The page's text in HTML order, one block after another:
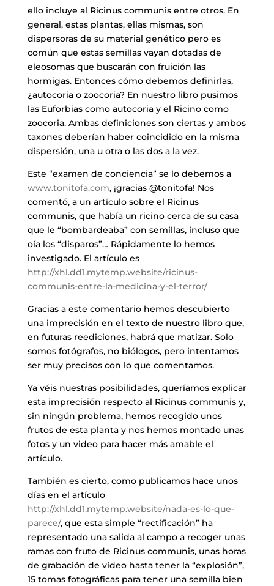
ello incluye al Ricinus communis entre otros. En
general, estas plantas, ellas mismas, son
dispersoras de su material genético pero es
común que estas semillas vayan dotadas de
eleosomas que buscarán con fruición las
hormigas. Entonces cómo debemos definirlas,
¿autocoria o zoocoria? En nuestro libro pusimos
las Euforbias como autocoria y el Ricino como
zoocoria. Ambas definiciones son ciertas y ambos
taxones deberían haber coincidido en la misma
dispersión, una u otra o las dos a la vez.
Este “examen de conciencia” se lo debemos a
www.tonitofa.com, ¡gracias @tonitofa! Nos
comentó, a un artículo sobre el Ricinus
communis, que había un ricino cerca de su casa
que le “bombardeaba” con semillas, incluso que
oía los “disparos”… Rápidamente lo hemos
investigado. El artículo es
http://xhl.dd1.mytemp.website/ricinus-
communis-entre-la-medicina-y-el-terror/
Gracias a este comentario hemos descubierto
una imprecisión en el texto de nuestro libro que,
en futuras reediciones, habrá que matizar. Solo
somos fotógrafos, no biólogos, pero intentamos
ser muy precisos con lo que comentamos.
Ya véis nuestras posibilidades, queríamos explicar
esta imprecisión respecto al Ricinus communis y,
sin ningún problema, hemos recogido unos
frutos de esta planta y nos hemos montado unas
fotos y un video para hacer más amable el
artículo.
También es cierto, como publicamos hace unos
días en el artículo
http://xhl.dd1.mytemp.website/nada-es-lo-que-
parece/, que esta simple “rectificación” ha
representado una salida al campo a recoger unas
ramas con fruto de Ricinus communis, unas horas
de grabación de video hasta tener la “explosión”,
15 tomas fotográficas para tener una semilla bien